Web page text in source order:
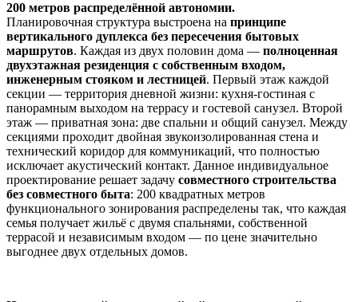
200 метров распределённой автономии.
Планировочная структура выстроена на принципе
вертикального дуплекса без пересечения бытовых
маршрутов. Каждая из двух половин дома — полноценная
двухэтажная резиденция с собственным входом,
инженерным стояком и лестницей. Первый этаж каждой
секции — территория дневной жизни: кухня-гостиная с
панорамным выходом на террасу и гостевой санузел. Второй
этаж — приватная зона: две спальни и общий санузел. Между
секциями проходит двойная звукоизолированная стена и
технический коридор для коммуникаций, что полностью
исключает акустический контакт. Данное индивидуальное
проектирование решает задачу совместного строительства
без совместного быта: 200 квадратных метров
функционального зонирования распределены так, что каждая
семья получает жильё с двумя спальнями, собственной
террасой и независимым входом — по цене значительно
выгоднее двух отдельных домов.